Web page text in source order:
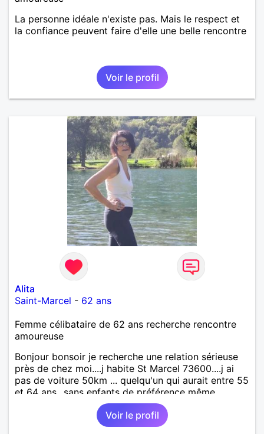
La personne idéale n'existe pas. Mais le respect et
la confiance peuvent faire d'elle une belle rencontre
Voir le profil
Alita
Saint-Marcel - 62 ans
Femme célibataire de 62 ans recherche rencontre
amoureuse
Bonjour bonsoir je recherche une relation sérieuse
près de chez moi....j habite St Marcel 73600....j ai
pas de voiture 50km ... quelqu'un qui aurait entre 55
et 64 ans...sans enfants de préférence même
adultes et qui n aurait garder aucun contact avec
une où plusieurs ex...si vous correspondez à ma
recherche ecrivez moi je vous répondrai...
Voir le profil